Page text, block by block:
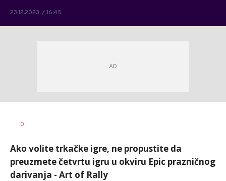
23.12.2023. / 16:45
AUTOR
0
Ako volite trkačke igre, ne propustite da
preuzmete četvrtu igru u okviru Epic prazničnog
darivanja - Art of Rally